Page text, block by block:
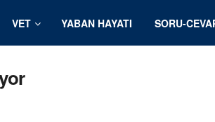
VET YABAN HAYATI SORU-